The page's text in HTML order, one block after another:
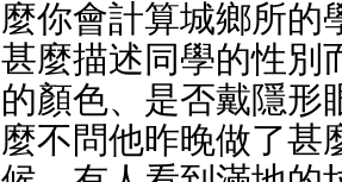
麼你會計算城鄉所的
甚麼描述同學的性別
的顏色、是否戴隱形
麼不問他昨晚做了甚